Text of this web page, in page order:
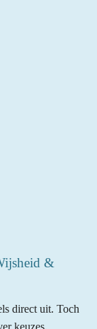
&
direct uit. Toch
keuzes,